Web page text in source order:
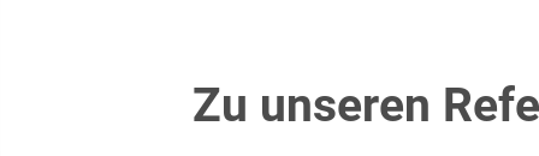
Zu unseren